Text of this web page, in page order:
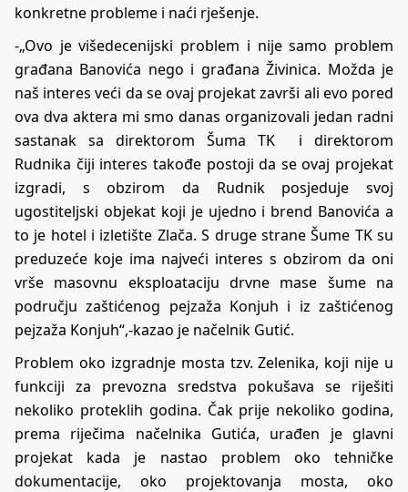
konkretne probleme i naći rješenje.
-„Ovo je višedecenijski problem i nije samo problem
građana Banovića nego i građana Živinica. Možda je
naš interes veći da se ovaj projekat završi ali evo pored
ova dva aktera mi smo danas organizovali jedan radni
sastanak sa direktorom Šuma TK i direktorom
Rudnika čiji interes takođe postoji da se ovaj projekat
izgradi, s obzirom da Rudnik posjeduje svoj
ugostiteljski objekat koji je ujedno i brend Banovića a
to je hotel i izletište Zlača. S druge strane Šume TK su
preduzeće koje ima najveći interes s obzirom da oni
vrše masovnu eksploataciju drvne mase šume na
području zaštićenog pejzaža Konjuh i iz zaštićenog
pejzaža Konjuh“,-kazao je načelnik Gutić.
Problem oko izgradnje mosta tzv. Zelenika, koji nije u
funkciji za prevozna sredstva pokušava se riješiti
nekoliko proteklih godina. Čak prije nekoliko godina,
prema riječima načelnika Gutića, urađen je glavni
projekat kada je nastao problem oko tehničke
dokumentacije, oko projektovanja mosta, oko